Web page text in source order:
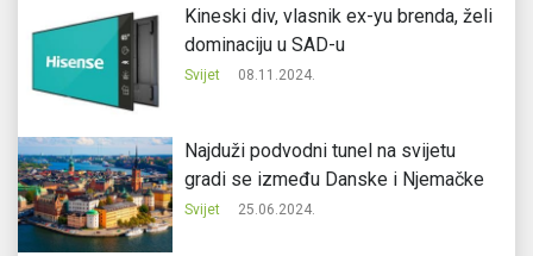
Kineski div, vlasnik ex-yu brenda, želi
dominaciju u SAD-u
Svijet 08.11.2024.
Najduži podvodni tunel na svijetu
gradi se između Danske i Njemačke
Svijet 25.06.2024.